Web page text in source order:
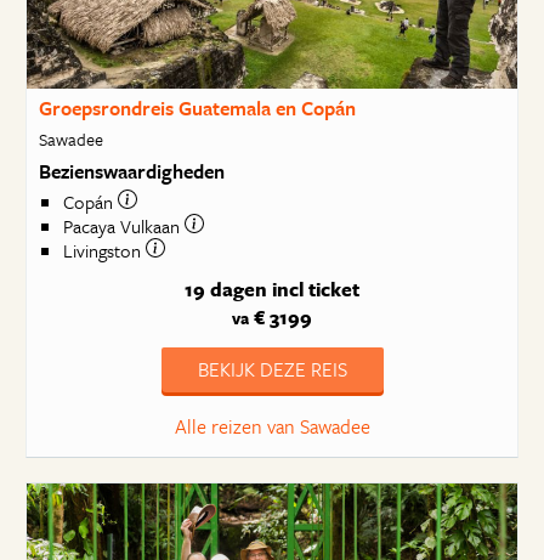
Groepsrondreis Guatemala en Copán
Sawadee
Bezienswaardigheden
Copán
Pacaya Vulkaan
Livingston
19 dagen incl ticket
va € 3199
BEKIJK DEZE REIS
Alle reizen van Sawadee